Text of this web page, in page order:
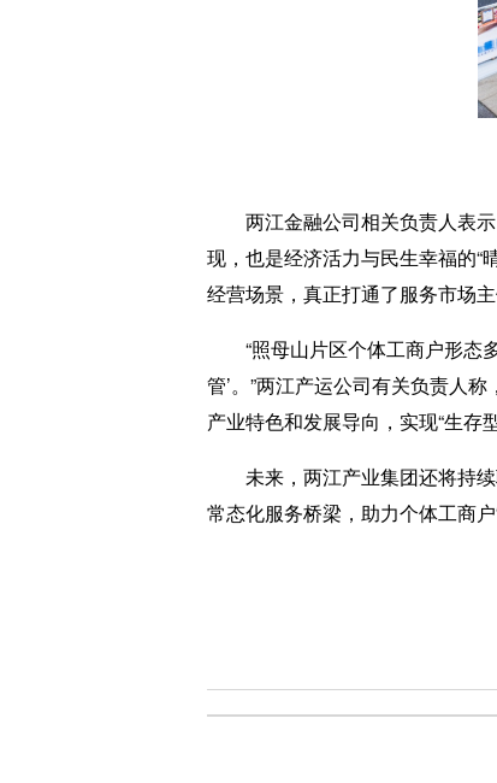
两江金融公司相关负责人表示
现，也是经济活力与民生幸福的“
经营场景，真正打通了服务市场主
“照母山片区个体工商户形态多
管’。”两江产运公司有关负责人
产业特色和发展导向，实现“生存
未来，两江产业集团还将持续
常态化服务桥梁，助力个体工商